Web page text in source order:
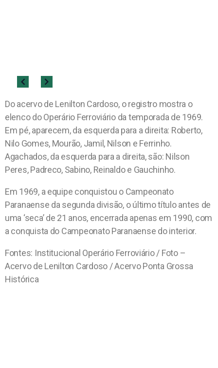
Do acervo de Lenilton Cardoso, o registro mostra o
elenco do Operário Ferroviário da temporada de 1969.
Em pé, aparecem, da esquerda para a direita: Roberto,
Nilo Gomes, Mourão, Jamil, Nilson e Ferrinho.
Agachados, da esquerda para a direita, são: Nilson
Peres, Padreco, Sabino, Reinaldo e Gauchinho.
Em 1969, a equipe conquistou o Campeonato
Paranaense da segunda divisão, o último título antes de
uma ‘seca’ de 21 anos, encerrada apenas em 1990, com
a conquista do Campeonato Paranaense do interior.
Fontes: Institucional Operário Ferroviário / Foto –
Acervo de Lenilton Cardoso / Acervo Ponta Grossa
Histórica